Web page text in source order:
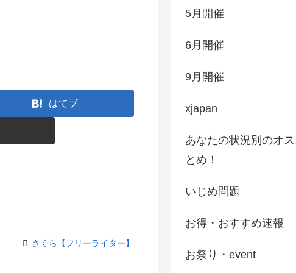
はてブ
さくら【フリーライター】
5月開催
6月開催
9月開催
xjapan
あなたの状況別のオ
とめ！
いじめ問題
お得・おすすめ速報
お祭り・event